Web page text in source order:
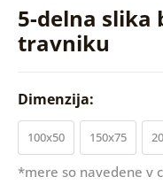
5-delna slika
travniku
Dimenzija:
100x50 150x75
*mere so navedene v